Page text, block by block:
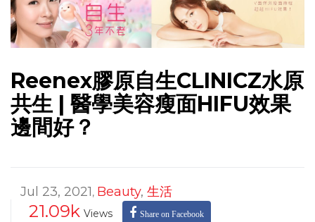
Reenex膠原自生CLINICZ水原
共生 | 醫學美容瘦面HIFU效果
邊間好？
Jul 23, 2021, Beauty, 生活
21.09k Views Share on Facebook